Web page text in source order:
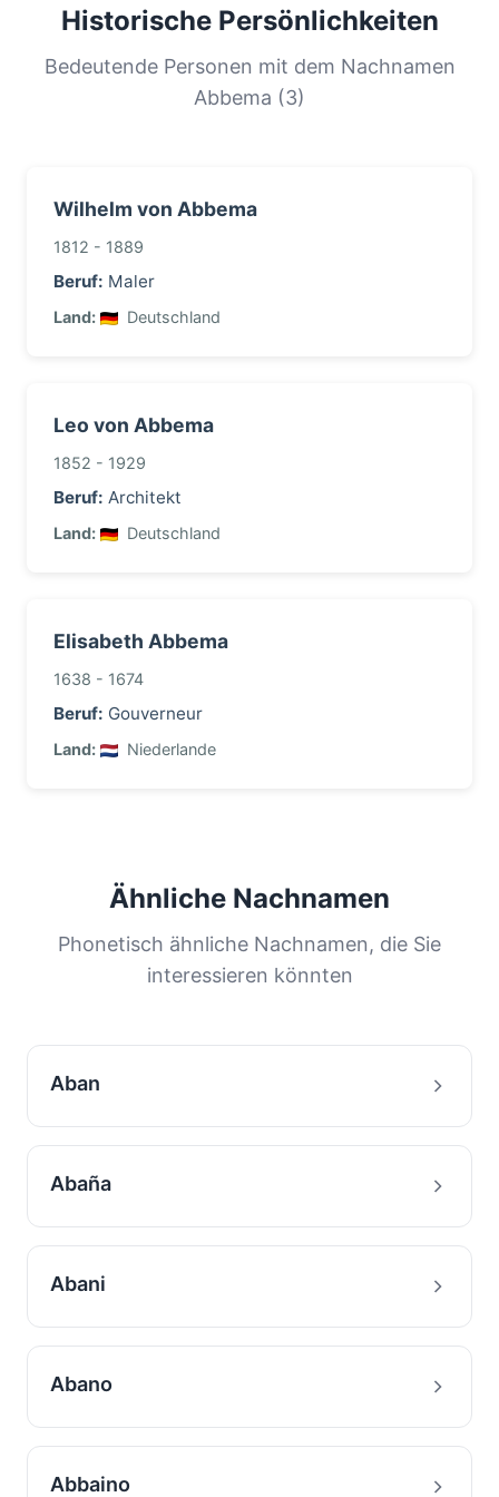
großen Teil der Bevölkerung geteilt. Diese
Verteilung hilft uns, die Ursprünge und
Migrationsgeschichte von Familien mit diesem
Historische Persönlichkeiten
Bedeutende Personen mit dem Nachnamen
Abbema (3)
Wilhelm von Abbema
1812 - 1889
Beruf: Maler
Land: Deutschland
Leo von Abbema
1852 - 1929
Beruf: Architekt
Land: Deutschland
Elisabeth Abbema
1638 - 1674
Beruf: Gouverneur
Land: Niederlande
Ähnliche Nachnamen
Phonetisch ähnliche Nachnamen, die Sie
interessieren könnten
Aban
Abaña
Abani
Abano
Abbaino